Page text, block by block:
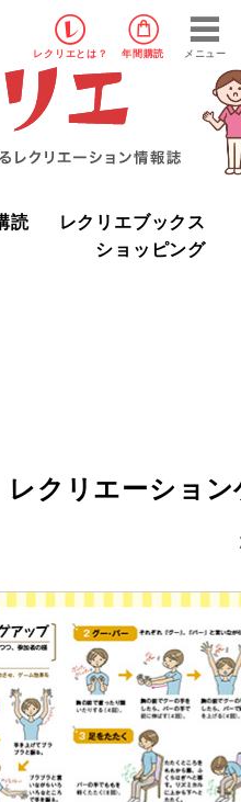
レクリエ とは？ 年間購読 メニュー
読
レクリエブックス
ショッピング
レクリエーショ